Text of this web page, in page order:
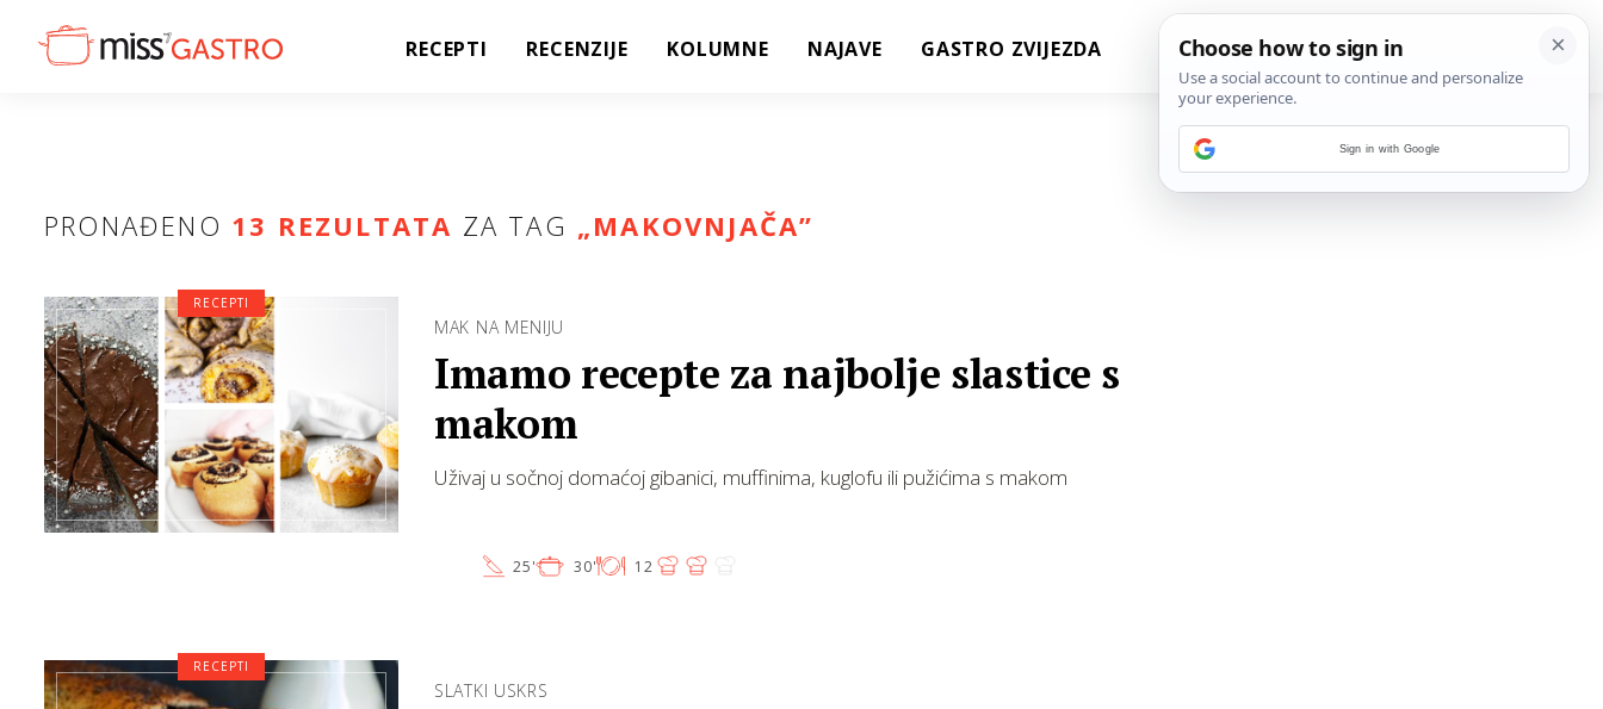
RECEPTI RECENZIJE KOLUMNE NAJAVE GASTRO ZVIJEZDA
PRONAĐENO 13 REZULTATA ZA TAG „MAKOVNJAČA”
MAK NA MENIJU
Imamo recepte za najbolje slastice s
makom
Uživaj u sočnoj domaćoj gibanici, muffinima, kuglofu ili pužićima s makom
25' 30' 12
RECEPTI
SLATKI USKRS
RECEPTI
Sign in with Google